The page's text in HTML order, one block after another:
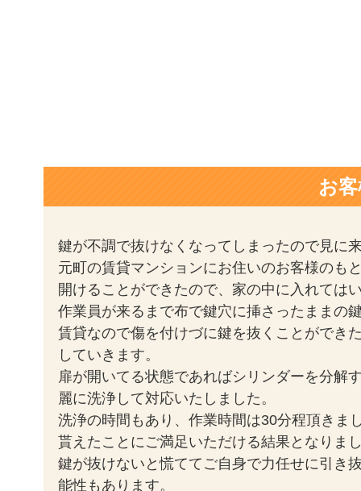
お
鍵が不調で抜けなくなってしまったので見に
元町の賃貸マンションにお住いのお客様のも
開けることができたので、家の中に入れては
作業員が来るまで布で鍵穴に挿さったままの
賃貸なので傷を付けづに鍵を抜くことができ
していきます。
扉が開いてる状態であればシリンダーを分解
麗に洗浄して対応いたしました。
洗浄の時間もあり、作業時間は30分程頂きま
貰えたことにご満足いただける結果となりま
鍵が抜けないと慌ててご自身で力任せに引き
能性もあります。